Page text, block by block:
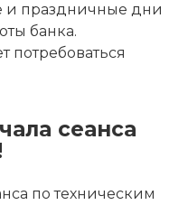
и праздничные дни
банка.
потребоваться
сеанса
по техническим